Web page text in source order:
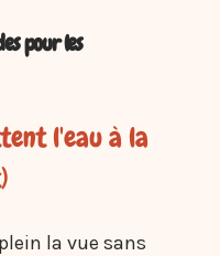
pour les
l'eau à la
la vue sans